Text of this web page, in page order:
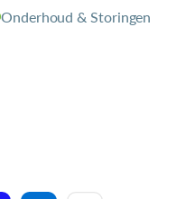
Onderhoud & Storingen